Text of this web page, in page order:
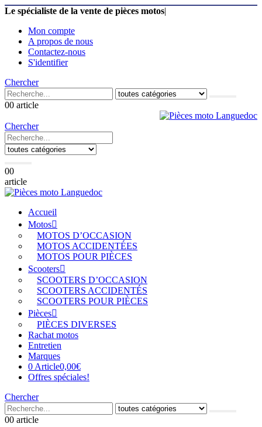
Le spécialiste de la vente de pièces motos|
Mon compte
A propos de nous
Contactez-nous
S'identifier
Chercher
00 article
Chercher
00
article
Accueil
Motos
MOTOS D’OCCASION
MOTOS ACCIDENTÉES
MOTOS POUR PIÈCES
Scooters
SCOOTERS D’OCCASION
SCOOTERS ACCIDENTÉS
SCOOTERS POUR PIÈCES
Pièces
PIÈCES DIVERSES
Rachat motos
Entretien
Marques
0 Article0,00€
Offres spéciales!
Chercher
00 article